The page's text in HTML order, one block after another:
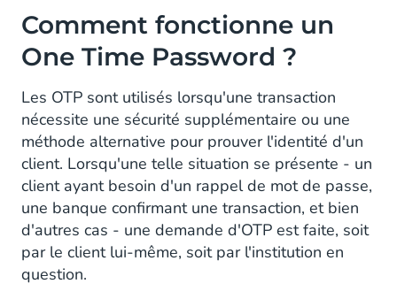
Comment fonctionne un
One Time Password ?
Les OTP sont utilisés lorsqu'une transaction
nécessite une sécurité supplémentaire ou une
méthode alternative pour prouver l'identité d'un
client. Lorsqu'une telle situation se présente - un
client ayant besoin d'un rappel de mot de passe,
une banque confirmant une transaction, et bien
d'autres cas - une demande d'OTP est faite, soit
par le client lui-même, soit par l'institution en
question.